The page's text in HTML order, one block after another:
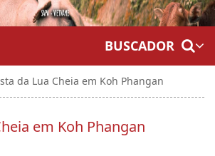
BUSCADOR
da Lua Cheia em Koh Phangan
em Koh Phangan